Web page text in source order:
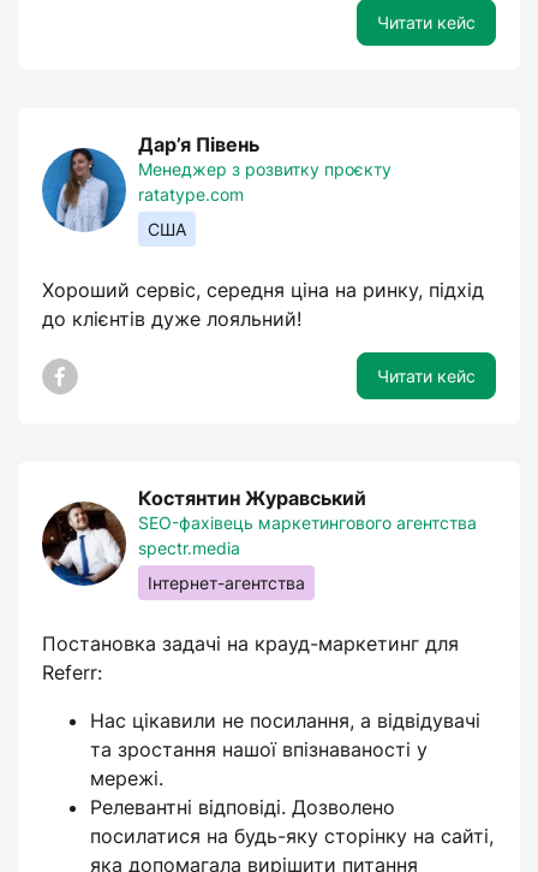
Читати кейс
Дар’я Півень
Менеджер з розвитку проєкту
ratatype.com
США
Хороший сервіс, середня ціна на ринку, підхід
до клієнтів дуже лояльний!
Читати кейс
Костянтин Журавський
SEO-фахівець маркетингового агентства
spectr.media
Інтернет-агентства
Постановка задачі на крауд-маркетинг для
Referr:
Нас цікавили не посилання, а відвідувачі
та зростання нашої впізнаваності у
мережі.
Релевантні відповіді. Дозволено
посилатися на будь-яку сторінку на сайті,
яка допомагала вирішити питання